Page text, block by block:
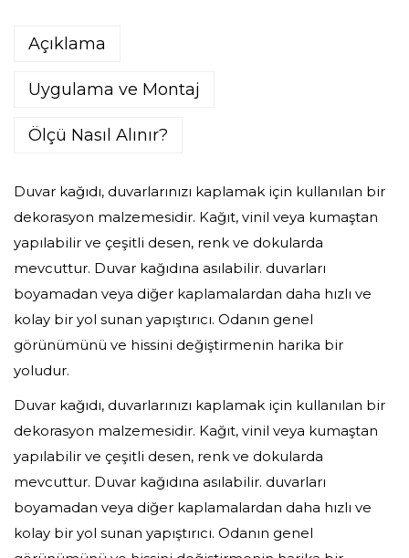
Açıklama
Uygulama ve Montaj
Ölçü Nasıl Alınır?
Duvar kağıdı, duvarlarınızı kaplamak için kullanılan bir
dekorasyon malzemesidir. Kağıt, vinil veya kumaştan
yapılabilir ve çeşitli desen, renk ve dokularda
mevcuttur. Duvar kağıdına asılabilir. duvarları
boyamadan veya diğer kaplamalardan daha hızlı ve
kolay bir yol sunan yapıştırıcı. Odanın genel
görünümünü ve hissini değiştirmenin harika bir
yoludur.
Duvar kağıdı, duvarlarınızı kaplamak için kullanılan bir
dekorasyon malzemesidir. Kağıt, vinil veya kumaştan
yapılabilir ve çeşitli desen, renk ve dokularda
mevcuttur. Duvar kağıdına asılabilir. duvarları
boyamadan veya diğer kaplamalardan daha hızlı ve
kolay bir yol sunan yapıştırıcı. Odanın genel